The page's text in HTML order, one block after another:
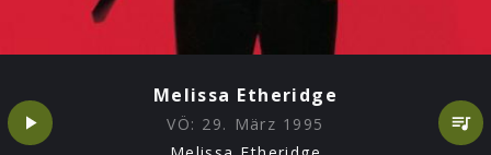
Melissa Etheridge
VÖ: 29. März 1995